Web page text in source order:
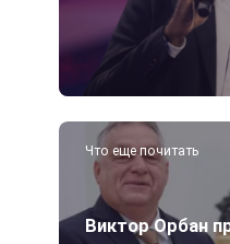
Что еще почитать
Виктор Орбан